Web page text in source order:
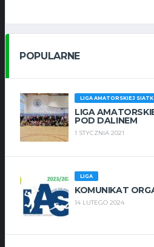
POPULARNE
LIGA AMATORSKIEJ
LIGA
POD DALINEM
1 STYCZNIA 2021
LIGA
KOMUNIKAT
14 LUTEGO 2024